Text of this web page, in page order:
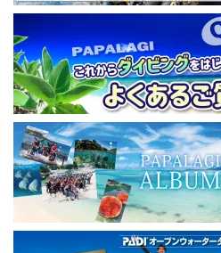
https://www.youtube.com/@user-
【初心者ダイビングライセンスコー
https://www.papalagi.co.jp/databox/
ode
パパラギダイビングスクール
藤沢本店
神奈川県藤沢市 南藤沢10-4
本社企画部
0466-26-6101
#ダイビングライセンス #ダイビン